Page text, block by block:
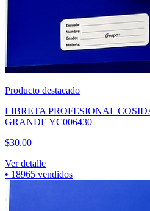
Producto destacado
CUBREBOCA TRICAPA NEGRO
•7422vendidos